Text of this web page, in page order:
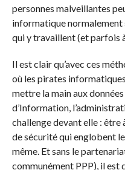
personnes malveillantes
informatique normalement
qui y travaillent (et parfois
Il est clair qu’avec ces
où les pirates
mettre la main aux
d’Information,
challenge devant elle : être
de sécurité qui englobent
même. Et sans le
communément PPP), il